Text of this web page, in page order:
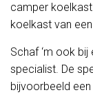
camper
koelkast van een
Schaf ‘m ook
specialist. De
bijvoorbeeld